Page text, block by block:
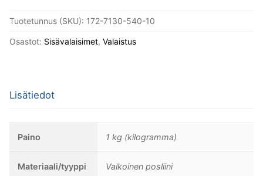
Tova.
Valkoinen
valkoisella
johdolla+
posliininen
kattokuppi.
Kiiltävä
Tuotetunnus (SKU): 172-7130-540-10
Osastot: Sisävalaisimet, Valaistus
Lisätiedot
Paino 1 kg (kilogramma)
Materiaali/tyyppi Valkoinen posliini